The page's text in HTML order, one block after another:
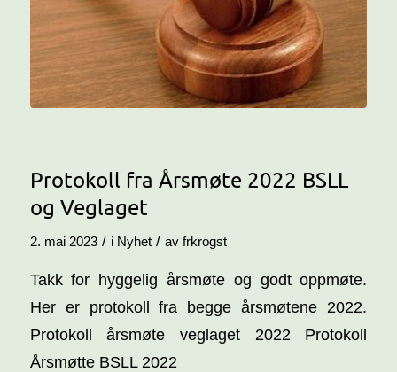
Protokoll fra Årsmøte 2022 BSLL
og Veglaget
2. mai 2023 / i Nyhet / av frkrogst
Takk for hyggelig årsmøte og godt oppmøte.
Her er protokoll fra begge årsmøtene 2022.
Protokoll årsmøte veglaget 2022 Protokoll
Årsmøtte BSLL 2022